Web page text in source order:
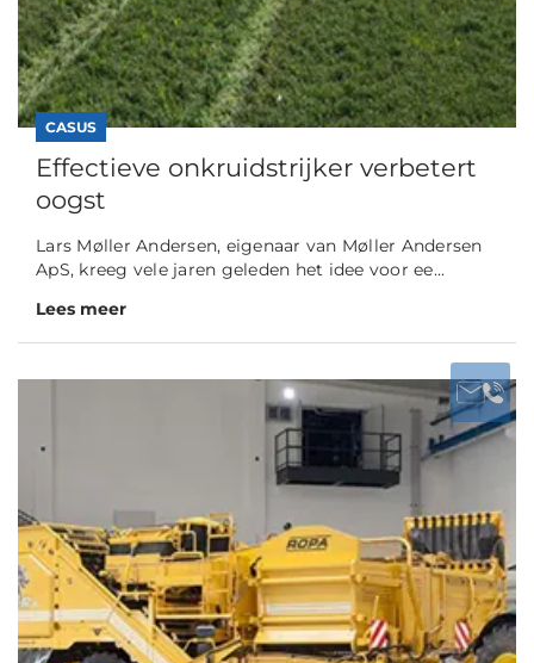
CASUS
Effectieve onkruidstrijker verbetert
oogst
Lars Møller Andersen, eigenaar van Møller Andersen
ApS, kreeg vele jaren geleden het idee voor ee...
Lees meer